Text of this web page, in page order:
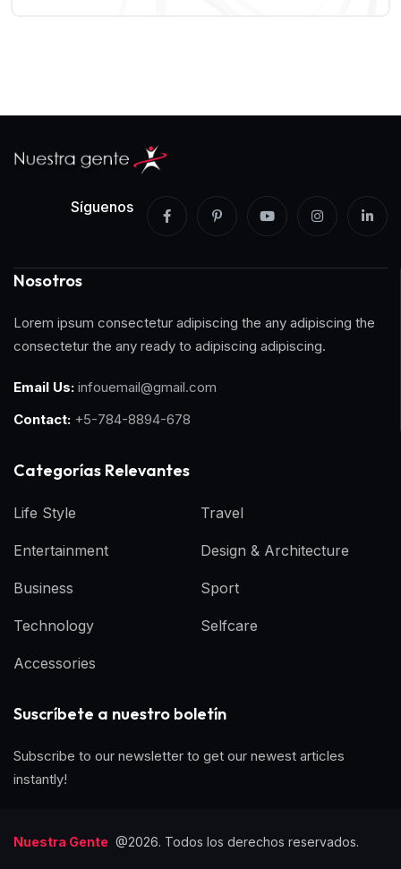
Síguenos
Nosotros
Lorem ipsum consectetur adipiscing the any adipiscing the
consectetur the any ready to adipiscing adipiscing.
Email Us: infouemail@gmail.com
Contact: +5-784-8894-678
Categorías Relevantes
Life Style
Entertainment
Business
Technology
Accessories
Travel
Design & Architecture
Sport
Selfcare
Suscríbete a nuestro boletín
Subscribe to our newsletter to get our newest articles
instantly!
Nuestra Gente @2026. Todos los derechos reservados.